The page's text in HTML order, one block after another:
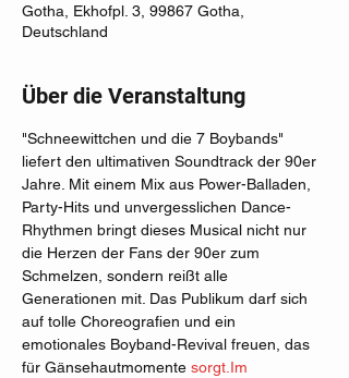
Gotha, Ekhofpl. 3, 99867 Gotha,
Deutschland
Über die Veranstaltung
"Schneewittchen und die 7 Boybands"
liefert den ultimativen Soundtrack der 90er
Jahre. Mit einem Mix aus Power-Balladen,
Party-Hits und unvergesslichen Dance-
Rhythmen bringt dieses Musical nicht nur
die Herzen der Fans der 90er zum
Schmelzen, sondern reißt alle
Generationen mit. Das Publikum darf sich
auf tolle Choreografien und ein
emotionales Boyband-Revival freuen, das
für Gänsehautmomente sorgt.Im